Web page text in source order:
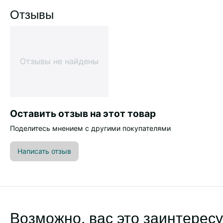
Отзывы
Отзывы не найдены
Оставить отзыв на этот товар
Поделитесь мнением с другими покупателями
Написать отзыв
Возможно, вас это